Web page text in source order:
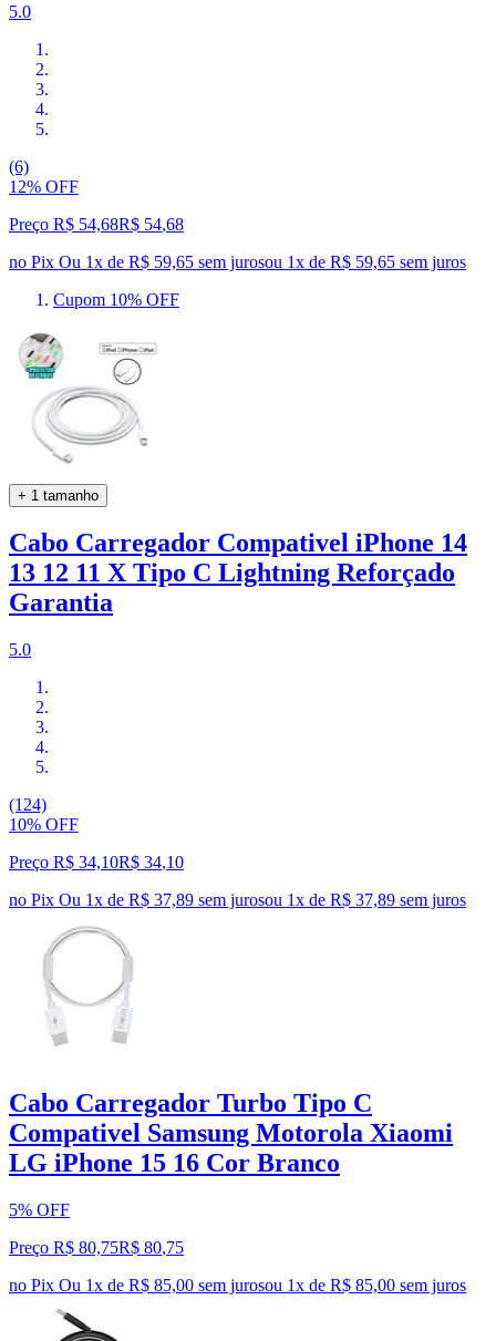
5.0
(6)
12% OFF
Preço R$ 54,68R$ 54,68
no Pix Ou 1x de R$ 59,65 sem jurosou 1x de R$ 59,65 sem juros
Cupom 10% OFF
+ 1 tamanho
Cabo Carregador Compativel iPhone 14
13 12 11 X Tipo C Lightning Reforçado
Garantia
5.0
(124)
10% OFF
Preço R$ 34,10R$ 34,10
no Pix Ou 1x de R$ 37,89 sem jurosou 1x de R$ 37,89 sem juros
Cabo Carregador Turbo Tipo C
Compativel Samsung Motorola Xiaomi
LG iPhone 15 16 Cor Branco
5% OFF
Preço R$ 80,75R$ 80,75
no Pix Ou 1x de R$ 85,00 sem jurosou 1x de R$ 85,00 sem juros